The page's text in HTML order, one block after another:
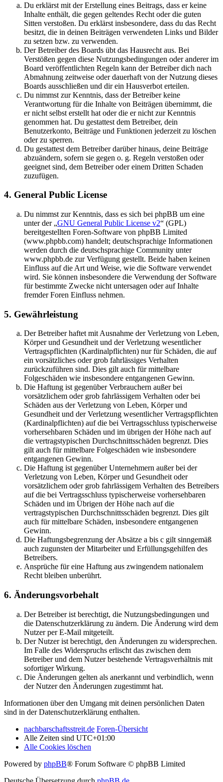
Du erklärst mit der Erstellung eines Beitrags, dass er keine
Inhalte enthält, die gegen geltendes Recht oder die guten
Sitten verstoßen. Du erklärst insbesondere, dass du das Recht
besitzt, die in deinen Beiträgen verwendeten Links und Bilder
zu setzen bzw. zu verwenden.
Der Betreiber des Boards übt das Hausrecht aus. Bei
Verstößen gegen diese Nutzungsbedingungen oder anderer im
Board veröffentlichten Regeln kann der Betreiber dich nach
Abmahnung zeitweise oder dauerhaft von der Nutzung dieses
Boards ausschließen und dir ein Hausverbot erteilen.
Du nimmst zur Kenntnis, dass der Betreiber keine
Verantwortung für die Inhalte von Beiträgen übernimmt, die
er nicht selbst erstellt hat oder die er nicht zur Kenntnis
genommen hat. Du gestattest dem Betreiber, dein
Benutzerkonto, Beiträge und Funktionen jederzeit zu löschen
oder zu sperren.
Du gestattest dem Betreiber darüber hinaus, deine Beiträge
abzuändern, sofern sie gegen o. g. Regeln verstoßen oder
geeignet sind, dem Betreiber oder einem Dritten Schaden
zuzufügen.
4. General Public License
Du nimmst zur Kenntnis, dass es sich bei phpBB um eine
unter der „GNU General Public License v2“ (GPL)
bereitgestellten Foren-Software von phpBB Limited
(www.phpbb.com) handelt; deutschsprachige Informationen
werden durch die deutschsprachige Community unter
www.phpbb.de zur Verfügung gestellt. Beide haben keinen
Einfluss auf die Art und Weise, wie die Software verwendet
wird. Sie können insbesondere die Verwendung der Software
für bestimmte Zwecke nicht untersagen oder auf Inhalte
fremder Foren Einfluss nehmen.
5. Gewährleistung
Der Betreiber haftet mit Ausnahme der Verletzung von Leben,
Körper und Gesundheit und der Verletzung wesentlicher
Vertragspflichten (Kardinalpflichten) nur für Schäden, die auf
ein vorsätzliches oder grob fahrlässiges Verhalten
zurückzuführen sind. Dies gilt auch für mittelbare
Folgeschäden wie insbesondere entgangenen Gewinn.
Die Haftung ist gegenüber Verbrauchern außer bei
vorsätzlichem oder grob fahrlässigem Verhalten oder bei
Schäden aus der Verletzung von Leben, Körper und
Gesundheit und der Verletzung wesentlicher Vertragspflichten
(Kardinalpflichten) auf die bei Vertragsschluss typischerweise
vorhersehbaren Schäden und im übrigen der Höhe nach auf
die vertragstypischen Durchschnittsschäden begrenzt. Dies
gilt auch für mittelbare Folgeschäden wie insbesondere
entgangenen Gewinn.
Die Haftung ist gegenüber Unternehmern außer bei der
Verletzung von Leben, Körper und Gesundheit oder
vorsätzlichem oder grob fahrlässigem Verhalten des Betreibers
auf die bei Vertragsschluss typischerweise vorhersehbaren
Schäden und im Übrigen der Höhe nach auf die
vertragstypischen Durchschnittsschäden begrenzt. Dies gilt
auch für mittelbare Schäden, insbesondere entgangenen
Gewinn.
Die Haftungsbegrenzung der Absätze a bis c gilt sinngemäß
auch zugunsten der Mitarbeiter und Erfüllungsgehilfen des
Betreibers.
Ansprüche für eine Haftung aus zwingendem nationalem
Recht bleiben unberührt.
6. Änderungsvorbehalt
Der Betreiber ist berechtigt, die Nutzungsbedingungen und
die Datenschutzerklärung zu ändern. Die Änderung wird dem
Nutzer per E-Mail mitgeteilt.
Der Nutzer ist berechtigt, den Änderungen zu widersprechen.
Im Falle des Widerspruchs erlischt das zwischen dem
Betreiber und dem Nutzer bestehende Vertragsverhältnis mit
sofortiger Wirkung.
Die Änderungen gelten als anerkannt und verbindlich, wenn
der Nutzer den Änderungen zugestimmt hat.
Informationen über den Umgang mit deinen persönlichen Daten
sind in der Datenschutzerklärung enthalten.
nachbarschaftsstreit.de Foren-Übersicht
Alle Zeiten sind UTC+01:00
Alle Cookies löschen
Powered by phpBB® Forum Software © phpBB Limited